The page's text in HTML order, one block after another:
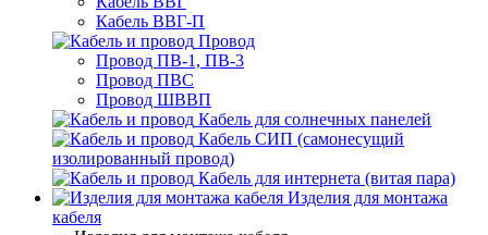
Кабель ВВГ-П
Провод
Провод ПВ-1, ПВ-3
Провод ПВС
Провод ШВВП
Кабель для солнечных панелей
Кабель СИП (самонесущий
изолированный провод)
Кабель для интернета (витая пара)
Изделия для монтажа
кабеля